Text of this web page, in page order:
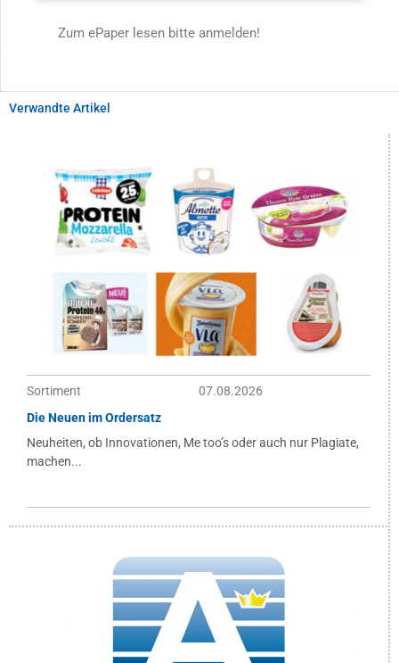
Zum ePaper lesen bitte anmelden!
Verwandte Artikel
Sortiment
07.08.2026
Die Neuen im Ordersatz
Neuheiten, ob Innovationen, Me too’s oder auch nur Plagiate,
machen...